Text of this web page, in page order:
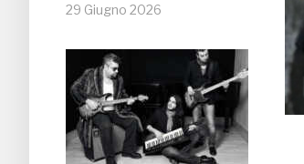
29 Giugno 2026